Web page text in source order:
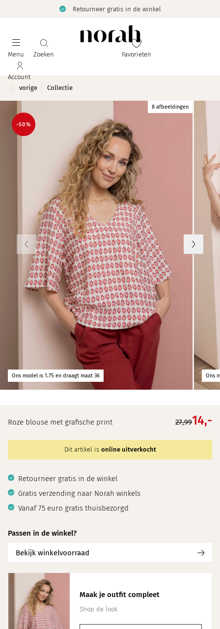
Retourneer gratis in de winkel
Menu Zoeken Favorieten
Account
vorige
Collectie
Ons model is 1.75 en draagt maat 36 Ons
8 afbeeldingen
-50%
Roze blouse met grafische print 27,9914,-
Dit artikel is online uitverkocht
Retourneer gratis in de winkel
Gratis verzending naar Norah winkels
Vanaf 75 euro gratis thuisbezorgd
Passen in de winkel?
Bekijk winkelvoorraad
Maak je outfit compleet
Shop de look